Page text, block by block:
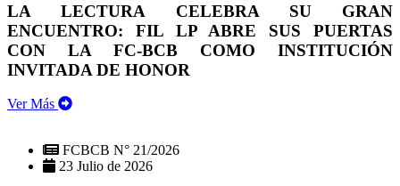
LA LECTURA CELEBRA SU GRAN
ENCUENTRO: FIL LP ABRE SUS PUERTAS
CON LA FC-BCB COMO INSTITUCIÓN
INVITADA DE HONOR
Ver Más
FCBCB N° 21/2026
23 Julio de 2026